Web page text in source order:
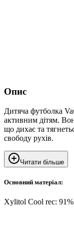
Опис
Дитяча футболка
активним дітям.
що дихає та
свободу рухів.
Читати більше
Основний матеріал:
Xylitol Cool rec: 91%